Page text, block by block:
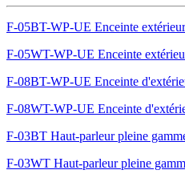
F-05BT-WP-UE Enceinte
F-05WT-WP-UE Enceinte
F-08BT-WP-UE Enceinte
F-08WT-WP-UE Enceinte
F-03BT Haut-parleur pleine
F-03WT Haut-parleur pleine